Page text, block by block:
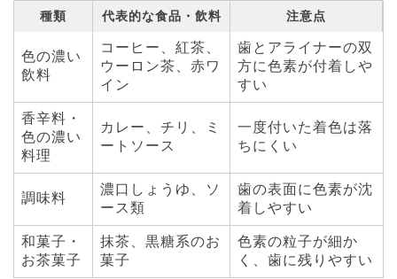
種類 代表的な食品・飲料 注意点
色の濃い
飲料
コーヒー、紅茶、
ウーロン茶、赤ワ
イン
歯とアライナーの双
方に色素が付着しや
すい
香辛料・
色の濃い
料理
カレー、チリ、ミ
ートソース
一度付いた着色は落
ちにくい
調味料
濃口しょうゆ、ソ
ース類
歯の表面に色素が沈
着しやすい
和菓子・
お茶菓子
抹茶、黒糖系のお
菓子
色素の粒子が細か
く、歯に残りやすい